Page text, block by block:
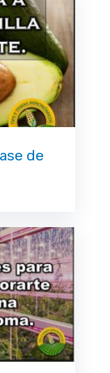
de